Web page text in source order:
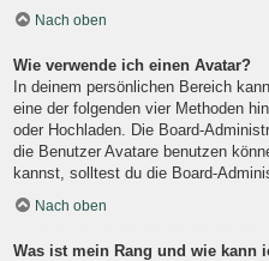
Nach oben
Wie verwende ich einen Avatar?
In deinem persönlichen Bereich
eine der folgenden vier Methoden
oder Hochladen. Die Board-
die Benutzer Avatare benutzen
kannst, solltest du die Board-
Nach oben
Was ist mein Rang und wie kann